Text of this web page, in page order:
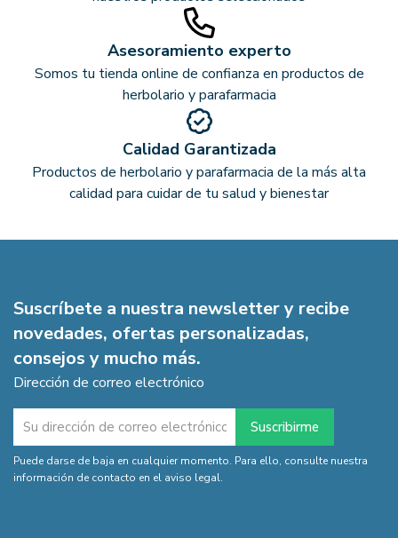
Asesoramiento experto
Somos tu tienda online de confianza en productos de
herbolario y parafarmacia
Calidad Garantizada
Productos de herbolario y parafarmacia de la más alta
calidad para cuidar de tu salud y bienestar
Suscríbete a nuestra newsletter y recibe
novedades, ofertas personalizadas,
consejos y mucho más.
Dirección de correo electrónico
Puede darse de baja en cualquier momento. Para ello, consulte nuestra
información de contacto en el aviso legal.